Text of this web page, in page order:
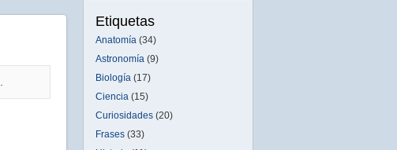
Etiquetas
Anatomía (34)
Astronomía (9)
Biología (17)
Ciencia (15)
Curiosidades (20)
Frases (33)